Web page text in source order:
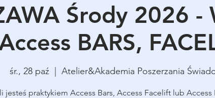
Środy 2026 -
BARS,
śr., 28 paź
  |
Atelier&Akademia Poszerzania
jesteś praktykiem Access Bars, Access Facelift lub Access